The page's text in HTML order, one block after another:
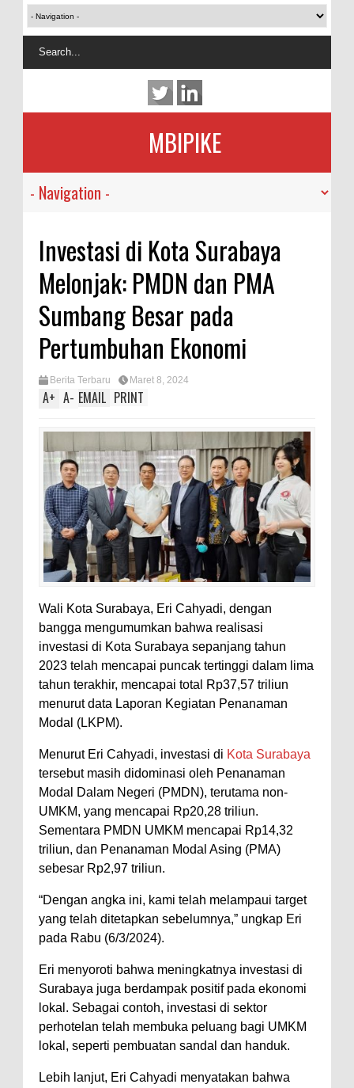
MBIPIKE
Investasi di Kota Surabaya
Melonjak: PMDN dan PMA
Sumbang Besar pada
Pertumbuhan Ekonomi
Berita Terbaru Maret 8, 2024
A+ A- EMAIL PRINT
Wali Kota Surabaya, Eri Cahyadi, dengan
bangga mengumumkan bahwa realisasi
investasi di Kota Surabaya sepanjang tahun
2023 telah mencapai puncak tertinggi dalam lima
tahun terakhir, mencapai total Rp37,57 triliun
menurut data Laporan Kegiatan Penanaman
Modal (LKPM).
Menurut Eri Cahyadi, investasi di Kota Surabaya
tersebut masih didominasi oleh Penanaman
Modal Dalam Negeri (PMDN), terutama non-
UMKM, yang mencapai Rp20,28 triliun.
Sementara PMDN UMKM mencapai Rp14,32
triliun, dan Penanaman Modal Asing (PMA)
sebesar Rp2,97 triliun.
“Dengan angka ini, kami telah melampaui target
yang telah ditetapkan sebelumnya,” ungkap Eri
pada Rabu (6/3/2024).
Eri menyoroti bahwa meningkatnya investasi di
Surabaya juga berdampak positif pada ekonomi
lokal. Sebagai contoh, investasi di sektor
perhotelan telah membuka peluang bagi UMKM
lokal, seperti pembuatan sandal dan handuk.
Lebih lanjut, Eri Cahyadi menyatakan bahwa